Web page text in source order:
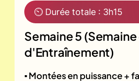
⏲ Durée totale : 3h15
Semaine 5
d'Entraînement)
▪️ Montées en puissance +